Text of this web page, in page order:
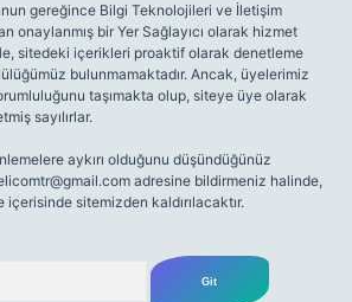
gereğince Bilgi Teknolojileri ve İletişim
onaylanmış bir Yer Sağlayıcı olarak hizmet
sitedeki içerikleri proaktif olarak denetleme
bulunmamaktadır. Ancak, üyelerimiz
taşımakta olup, siteye üye olarak
sayılırlar.
aykırı olduğunu düşündüğünüz
adresine bildirmeniz halinde,
sitemizden kaldırılacaktır.